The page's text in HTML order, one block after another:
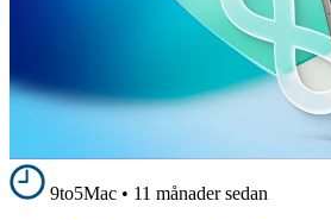
9to5Mac • 11 månader sedan